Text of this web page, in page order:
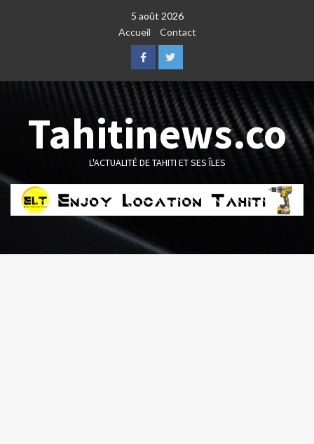
5 août 2026
Accueil
Contact
FacebookTwitter
Tahitinews.co
L'ACTUALITÉ DE TAHITI ET SES ÎLES